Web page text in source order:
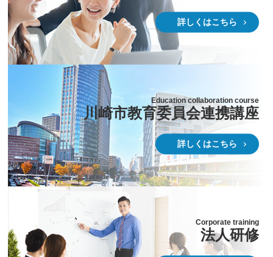
詳しくはこちら
Education collaboration course
川崎市教育委員会連携講座
詳しくはこちら
Corporate training
法人研修